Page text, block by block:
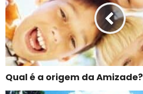
Qual é a origem da Amizade?